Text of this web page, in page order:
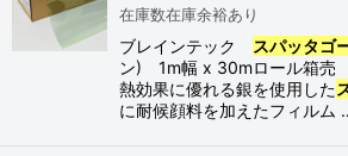
在庫数在庫余裕あり
ブレインテック スパッタゴ
ン) 1m幅 x 30mロール箱
熱効果に優れる銀を使用した
に耐候顔料を加えたフィルム